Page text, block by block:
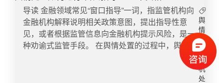
按约如期进行，让公众对政府的公信力失去信心，
此时的舆情仍可能死灰复燃。切忌不打造处置闭
环。舆情反映的问题多具有典型性和代表性，处置
闭环必然包括解决类似问题和隐患。如果引导处置
工作仅限于头痛医头，脚痛医脚，未根除隐患，可
能产生聚焦效应，最终再次引发舆情。来源：网络
中的刻板印象以及未加探明事件真相的简单化归
因，但是两者存在较大差别。标签化产生于认识的
偏差，舆论暴力又使其认识更加偏差化；污名化则
源于受众或用户在无形中与无意中对被标签者进行
负面化的理解，并在主动传播的过程中掩盖事实真
相，放大问题和矛盾。舆情事件中的污名化，特指
行对比筛选，代入此前建立的数学模型，让数据说
话。4、画好时间树——数据画像服务决策在诸多
舆情事件中，我们不难发现，用户之间的社交网络
才是推动整个事件不断发展的重要因素。数据画像
确立了事件演变中各要素间的数据关系，能够有效
地判断事件的传播范围和可能波及的边界，科学高
区县政务微博持续不断发送雨情信息、救援详情
等，深度介入舆论场，在舆论引导中占得先机。又
如，2014年12月31日晚发生的上海踩踏事故中，
@上海发布、@健康上海12320、@警民直通车-上
海、@上海黄埔、@上海安监、@乐游上海等政务
等刑事案件适用法律若干问题的意见》，从顶层制
度建设高度，进一步统一法律标准及执法尺度，为
惩治电信网络诈骗犯罪明确了准绳。02启示舆情“搭
车”现象愈发普遍，同类共性舆情事件时常且易于引
发社会关注。舆情应对治理过程中，必须坚持从全
局谋划一域、以一域服务全局中找方法、找路径。
导读 金融领域常见“窗口指导”一词，指监管机构向
金融机构解释说明相关政策意图，提出指导性意
见，或者根据监管信息向金融机构提示风险，是一
种劝谕式监管手段。 在舆情处置的过程中，舆情服
务机构类似“窗口指导”的策略和方法也不少，其共
同点在于：一是权威平台背书，充分利用舆情服务
舆
情
处
置
危
机
处